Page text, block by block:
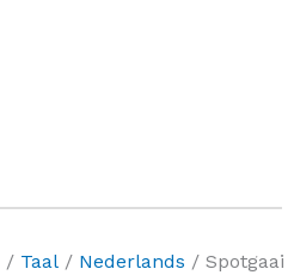
/ Taal / Nederlands / Spotgaai